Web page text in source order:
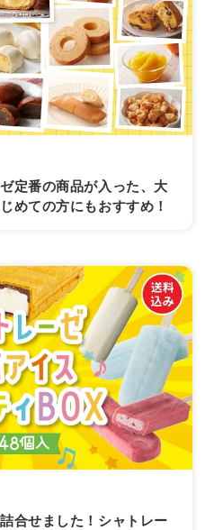
定番の商品が入った、大
めての方にもおすすめ！
合せました！シャトレー